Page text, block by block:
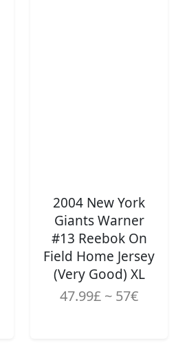
2004 New York
Giants Warner
#13 Reebok On
Field Home Jersey
(Very Good) XL
47.99£ ~ 57€